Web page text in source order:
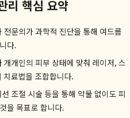
리 핵심 요약
전문의가 과학적 진단을 통해 여드름
다.
개개인의 피부 상태에 맞춰 레이저, 스
치료법을 조합합니다.
선 조절 시술 등을 통해 약물 없이도 피
을 목표로 합니다.